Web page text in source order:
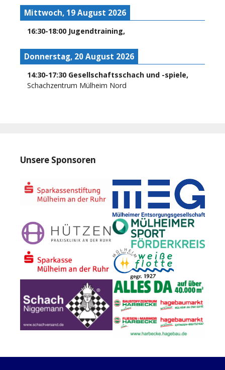
Mittwoch, 19 August 2026
16:30-18:00 Jugendtraining,
Donnerstag, 20 August 2026
14:30-17:30 Gesellschaftsschach und -spiele,
Schachzentrum Mülheim Nord
Unsere Sponsoren